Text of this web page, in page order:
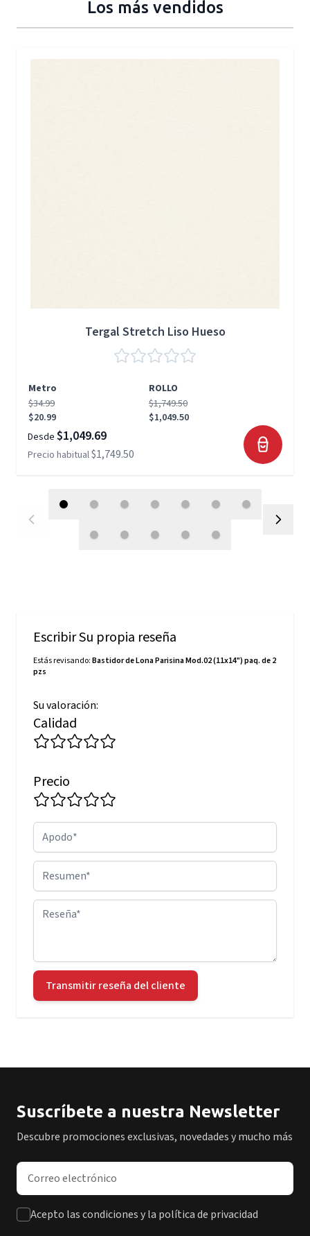
Los más vendidos
Tergal Stretch Liso Hueso
Metro
ROLLO
$34.99
$20.99
$1,749.50
$1,049.50
Desde $1,049.69
Precio habitual$1,749.50
Escribir Su propia reseña
Estás revisando:Bastidor de Lona Parisina Mod.02 (11x14") paq. de 2
pzs
Su valoración:
Calidad
Precio
Apodo
Resumen
Reseña
Transmitir reseña del cliente
Suscríbete a nuestra Newsletter
Descubre promociones exclusivas, novedades y mucho más
Dirección de correo electrónico
Acepto las condiciones y la política de privacidad